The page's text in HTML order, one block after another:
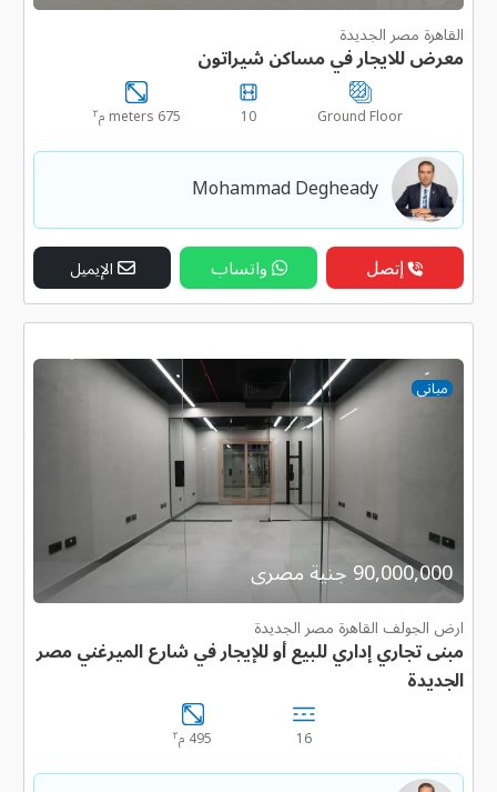
القاهرة مصر الجديدة
معرض للايجار في مساكن شيراتون
Ground Floor
10 675 meters م ٢
Mohammad Degheady
إتصل واتساب الإيميل
مبانى
90,000,000 جنية مصرى
ارض الجولف القاهرة مصر الجديدة
مبنى تجاري إداري للبيع أو للإيجار في شارع الميرغني مصر
الجديدة
16 495 م ٢